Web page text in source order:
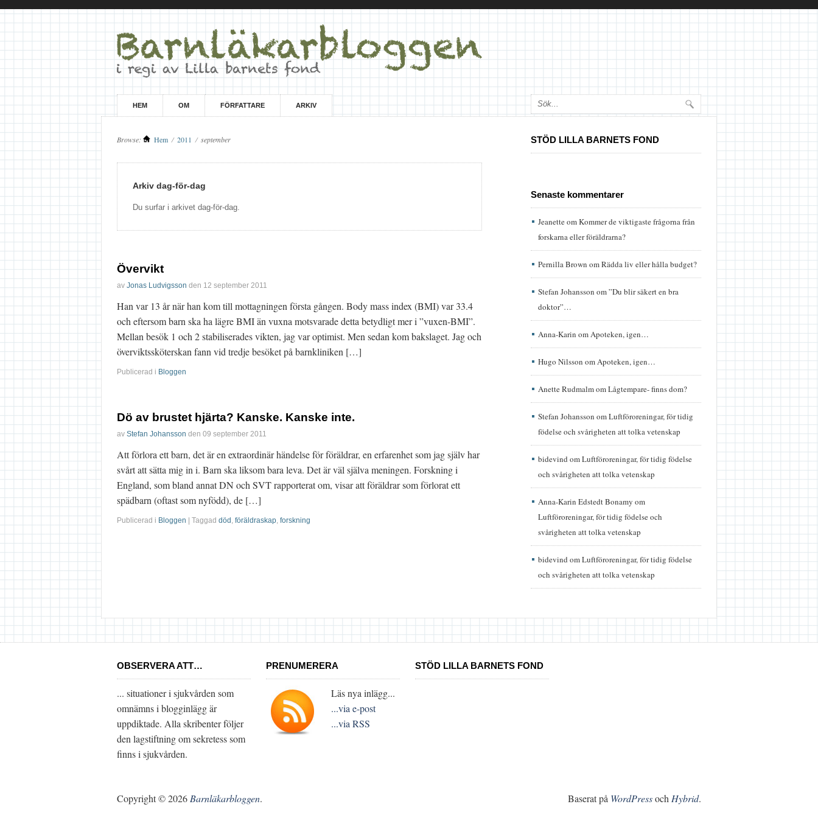
HEM OM FÖRFATTARE ARKIV
Browse: Hem / 2011 / september
Arkiv dag-för-dag
Du surfar i arkivet dag-för-dag.
Övervikt
av Jonas Ludvigsson den 12 september 2011
Han var 13 år när han kom till mottagningen första gången. Body mass index (BMI) var 33.4
och eftersom barn ska ha lägre BMI än vuxna motsvarade detta betydligt mer i ”vuxen-BMI”.
Mellan besök 1 och 2 stabiliserades vikten, jag var optimist. Men sedan kom bakslaget. Jag och
överviktssköterskan fann vid tredje besöket på barnkliniken […]
Publicerad i Bloggen
Dö av brustet hjärta? Kanske. Kanske inte.
av Stefan Johansson den 09 september 2011
Att förlora ett barn, det är en extraordinär händelse för föräldrar, en erfarenhet som jag själv har
svårt att sätta mig in i. Barn ska liksom bara leva. Det är väl själva meningen. Forskning i
England, som bland annat DN och SVT rapporterat om, visar att föräldrar som förlorat ett
spädbarn (oftast som nyfödd), de […]
Publicerad i Bloggen | Taggad död , föräldraskap, forskning
STÖD LILLA BARNETS FOND
Senaste kommentarer
JeanetteomKommer de viktigaste frågorna från
forskarna eller föräldrarna?
Pernilla Brown omRädda liv eller hålla budget?
Stefan Johansson om”Du blir säkert en bra
doktor”…
Anna-Karin omApoteken, igen…
Hugo Nilsson omApoteken, igen…
Anette RudmalmomLågtempare- finns dom?
Stefan Johansson omLuftföroreningar, för tidig
födelse och svårigheten att tolka vetenskap
bidevind omLuftföroreningar, för tidig födelse
och svårigheten att tolka vetenskap
Anna-Karin Edstedt Bonamy om
Luftföroreningar, för tidig födelse och
svårigheten att tolka vetenskap
bidevind omLuftföroreningar, för tidig födelse
och svårigheten att tolka vetenskap
OBSERVERA ATT…
... situationer i sjukvården som
omnämns i blogginlägg är
uppdiktade. Alla skribenter följer
den lagstiftning om sekretess som
finns i sjukvården.
PRENUMERERA
Läs nya inlägg...
...via e-post
...via RSS
STÖD LILLA BARNETS FOND
Copyright © 2026 Barnläkarbloggen. Baserat på WordPressoch Hybrid.